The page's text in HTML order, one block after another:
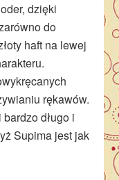
dzięki
do
haft na lewej
rękawów.
długo i
Supima jest jak